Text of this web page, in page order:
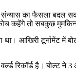
का फैसला बदल
कहेंगे तो सबकुछ
था। आखिरी टूर्नामेंट में
रिकॉर्ड है। बोल्ट